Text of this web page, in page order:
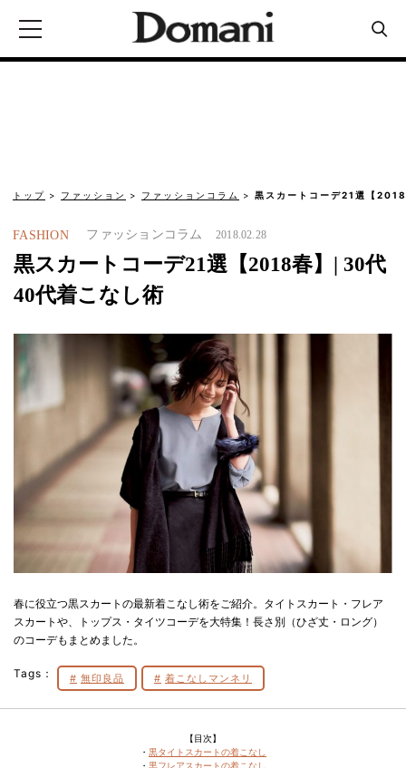
トップ ファッション ファッションコラム 黒スカートコーデ21選【
FASHION ファッションコラム 2018.02.28
黒スカートコーデ21選【2018春】| 30代
40代着こなし術
春に役立つ黒スカートの最新着こなし術をご紹介。タイトスカート・フレア
スカートや、トップス・タイツコーデを大特集！長さ別（ひざ丈・ロング）
のコーデもまとめました。
Tags： 無印良品 着こなしマンネリ
【目次】
・ 黒タイトスカートの着こなし
・ 黒フレアスカートの着こなし